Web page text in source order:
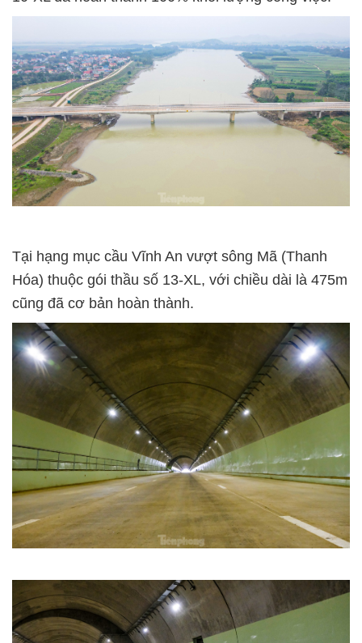
Tại hạng mục cầu Vĩnh An vượt sông Mã (Thanh
Hóa) thuộc gói thầu số 13-XL, với chiều dài là 475m
cũng đã cơ bản hoàn thành.